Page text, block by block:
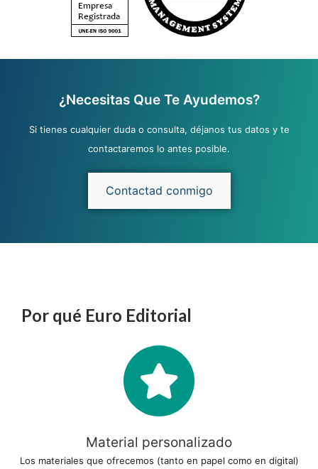
¿Necesitas Que Te Ayudemos?
Si tienes cualquier duda o consulta, déjanos tus datos y te
contactaremos lo antes posible.
Contactad conmigo
Por qué Euro Editorial
Material personalizado
Los materiales que ofrecemos (tanto en papel como en digital)